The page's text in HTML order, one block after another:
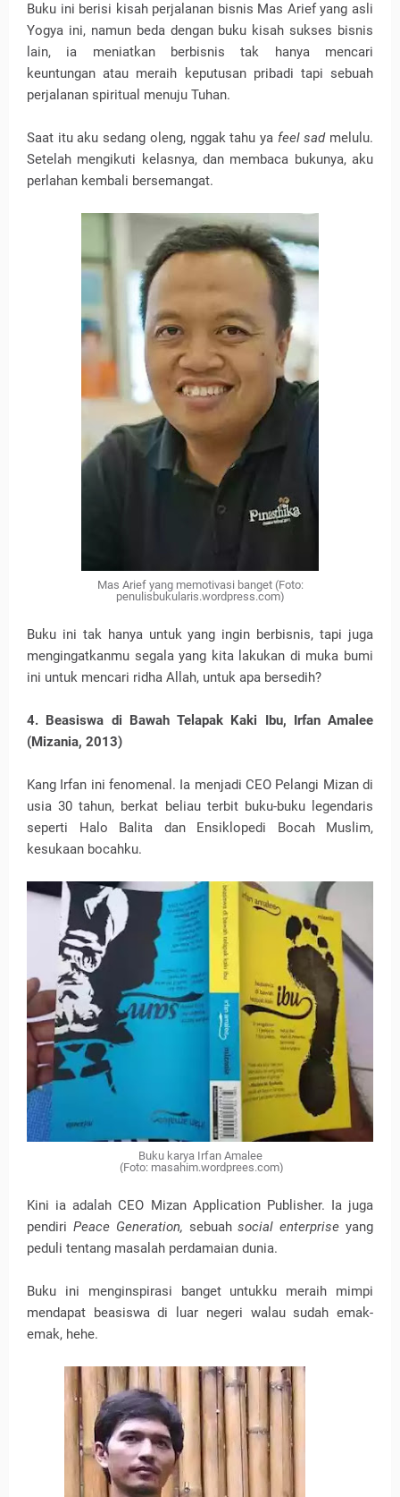
Buku ini berisi kisah perjalanan bisnis Mas Arief yang asli
Yogya ini, namun beda dengan buku kisah sukses bisnis
lain, ia meniatkan berbisnis tak hanya mencari
keuntungan atau meraih keputusan pribadi tapi sebuah
perjalanan spiritual menuju Tuhan.
Saat itu aku sedang oleng, nggak tahu ya feel sad melulu.
Setelah mengikuti kelasnya, dan membaca bukunya, aku
perlahan kembali bersemangat.
Mas Arief yang memotivasi banget (Foto:
penulisbukularis.wordpress.com)
Buku ini tak hanya untuk yang ingin berbisnis, tapi juga
mengingatkanmu segala yang kita lakukan di muka bumi
ini untuk mencari ridha Allah, untuk apa bersedih?
4. Beasiswa di Bawah Telapak Kaki Ibu, Irfan Amalee
(Mizania, 2013)
Kang Irfan ini fenomenal. Ia menjadi CEO Pelangi Mizan di
usia 30 tahun, berkat beliau terbit buku-buku legendaris
seperti Halo Balita dan Ensiklopedi Bocah Muslim,
kesukaan bocahku.
Buku karya Irfan Amalee
(Foto: masahim.wordprees.com)
Kini ia adalah CEO Mizan Application Publisher. Ia juga
pendiri Peace Generation, sebuahsocial enterpriseyang
peduli tentang masalah perdamaian dunia.
Buku ini menginspirasi banget untukku meraih mimpi
mendapat beasiswa di luar negeri walau sudah emak-
emak, hehe.